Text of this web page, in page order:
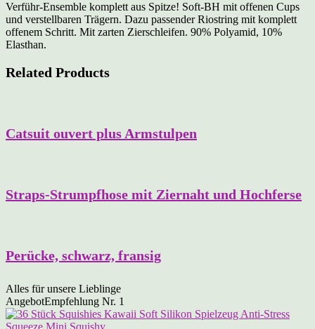
Verführ-Ensemble komplett aus Spitze! Soft-BH mit offenen Cups
und verstellbaren Trägern. Dazu passender Riostring mit komplett
offenem Schritt. Mit zarten Zierschleifen. 90% Polyamid, 10%
Elasthan.
Related Products
Catsuit ouvert plus Armstulpen
Straps-Strumpfhose mit Ziernaht und Hochferse
Perücke, schwarz, fransig
Alles für unsere Lieblinge
AngebotEmpfehlung Nr. 1